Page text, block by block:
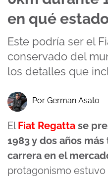
en qué
Este podría ser el
conservado del
los detalles que
Por German Asato
ElFiat Regatta se
1983 y dos años
carrera en el
protagonismo